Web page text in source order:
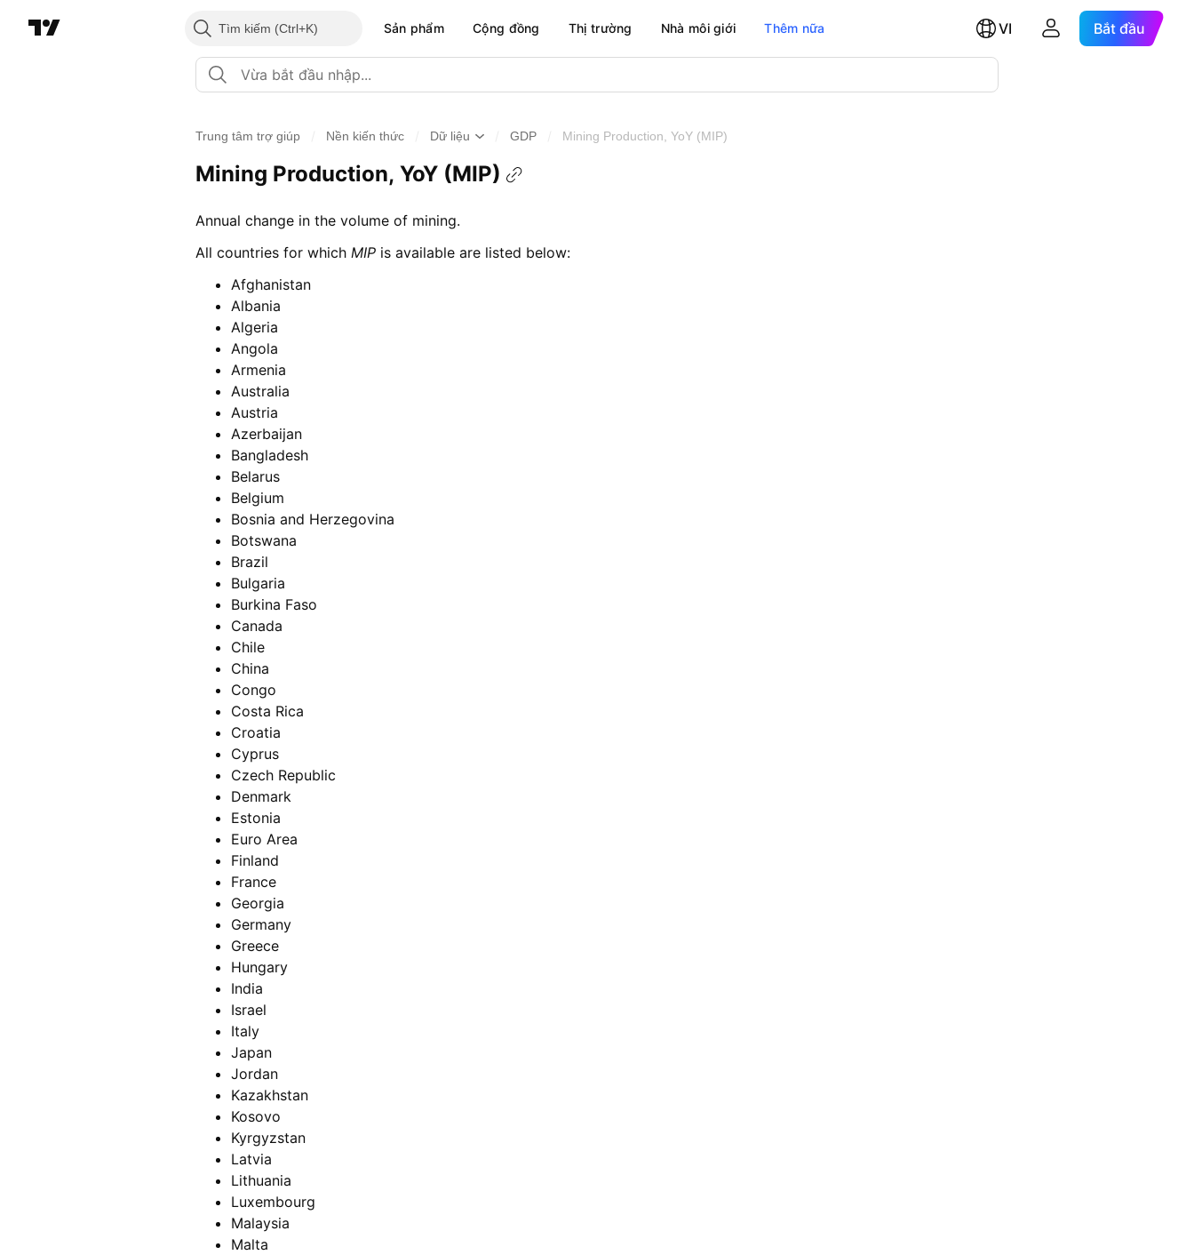
Tìm kiếm Sản phẩm Cộng đồng Thị trường Nhà môi giới Thêm nữa VI Bắt đầu
Trung tâm trợ giúp Nền kiến thức Dữ liệu GDP Mining Production, YoY (MIP)
Mining Production, YoY (MIP)
Annual change in the volume of mining.
All countries for which MIP is available are listed below:
Afghanistan
Albania
Algeria
Angola
Armenia
Australia
Austria
Azerbaijan
Bangladesh
Belarus
Belgium
Bosnia and Herzegovina
Botswana
Brazil
Bulgaria
Burkina Faso
Canada
Chile
China
Congo
Costa Rica
Croatia
Cyprus
Czech Republic
Denmark
Estonia
Euro Area
Finland
France
Georgia
Germany
Greece
Hungary
India
Israel
Italy
Japan
Jordan
Kazakhstan
Kosovo
Kyrgyzstan
Latvia
Lithuania
Luxembourg
Malaysia
Malta